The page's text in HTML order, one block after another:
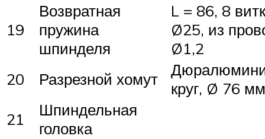
19
Возвратная
пружина
шпинделя
L = 86, 8
Ø25, из
Ø1,2
20
Разрезной хомут
круг, Ø 76 мм
21
Шпиндельная
головка